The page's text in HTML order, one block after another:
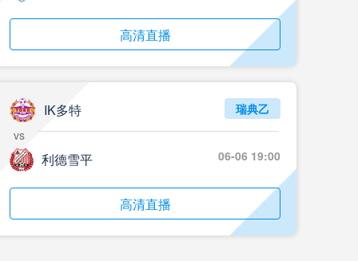
高清直播
IK多特
vs
利德雪平
瑞典乙
06-06 19:00
高清直播